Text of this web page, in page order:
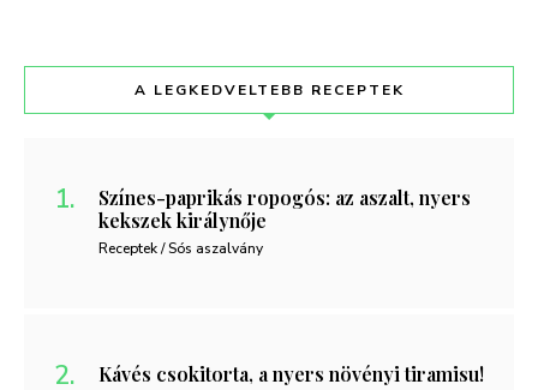
A LEGKEDVELTEBB RECEPTEK
Színes-paprikás ropogós: az aszalt, nyers
kekszek királynője
Receptek / Sós aszalvány
Kávés csokitorta, a nyers növényi tiramisu!